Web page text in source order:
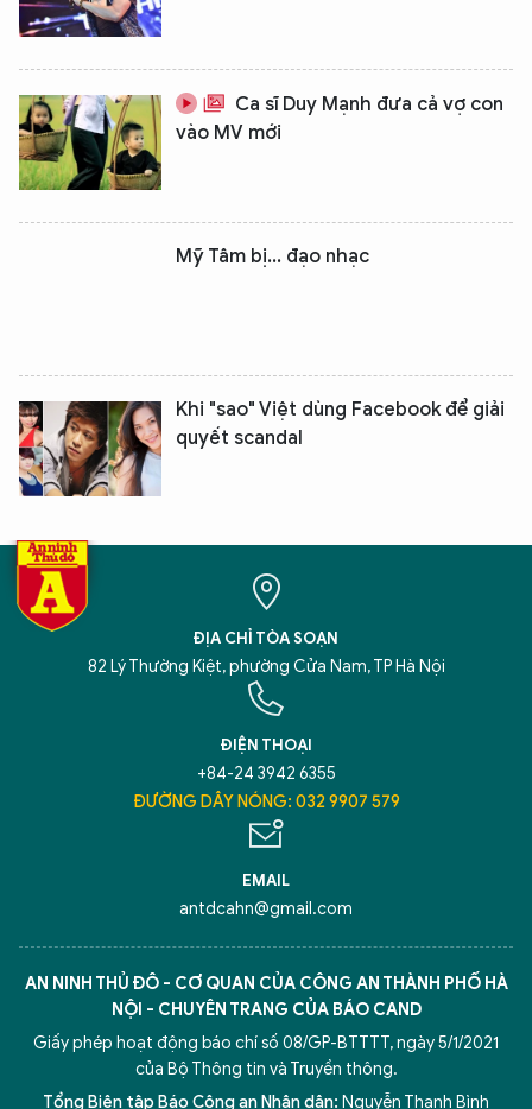
Ca sĩ Duy Mạnh đưa cả vợ con
vào MV mới
Mỹ Tâm bị... đạo nhạc
Khi "sao" Việt dùng Facebook để giải
quyết scandal
ĐỊA CHỈ TÒA SOẠN
82 Lý Thường Kiệt, phường Cửa Nam, TP Hà Nội
ĐIỆN THOẠI
+84-24 3942 6355
ĐƯỜNG DÂY NÓNG: 032 9907 579
EMAIL
antdcahn@gmail.com
AN NINH THỦ ĐÔ - CƠ QUAN CỦA CÔNG AN THÀNH PHỐ HÀ
NỘI - CHUYÊN TRANG CỦA BÁO CAND
Giấy phép hoạt động báo chí số 08/GP-BTTTT, ngày 5/1/2021
của Bộ Thông tin và Truyền thông.
Tổng Biên tập Báo Công an Nhân dân: Nguyễn Thanh Bình